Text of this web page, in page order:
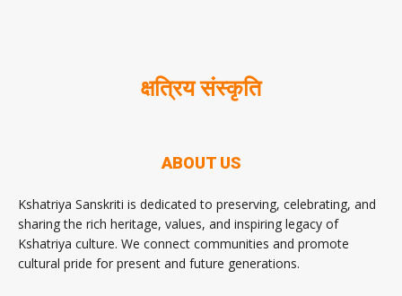
क्षत्रिय संस्कृति
ABOUT US
Kshatriya Sanskriti is dedicated to preserving, celebrating, and
sharing the rich heritage, values, and inspiring legacy of
Kshatriya culture. We connect communities and promote
cultural pride for present and future generations.